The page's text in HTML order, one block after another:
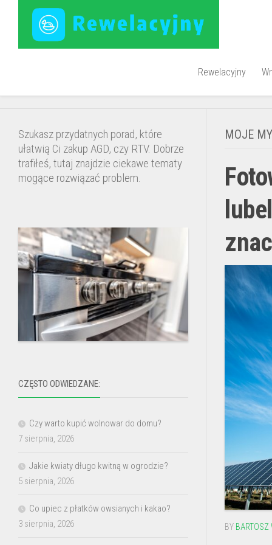
Rewelacyjny
MOJE
BY BARTOSZ
Szukasz przydatnych porad, które
ułatwią Ci zakup AGD, czy RTV. Dobrze
trafiłeś, tutaj znajdzie ciekawe tematy
mogące rozwiązać problem.
CZĘSTO ODWIEDZANE:
Czy warto kupić wolnowar do domu?
7 sierpnia, 2026
Jakie kwiaty długo kwitną w ogrodzie?
5 sierpnia, 2026
Co upiec z płatków owsianych i kakao?
3 sierpnia, 2026